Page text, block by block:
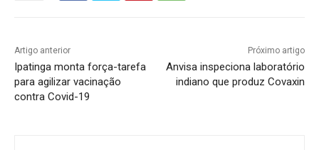
Artigo anterior
Ipatinga monta força-tarefa
para agilizar vacinação
contra Covid-19
Próximo artigo
Anvisa inspeciona laboratório
indiano que produz Covaxin